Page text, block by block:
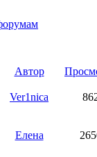
Автор
Ver1nica
Елена